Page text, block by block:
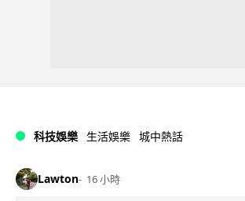
科技娛樂 生活娛樂 城中熱話
Lawton 16 小時